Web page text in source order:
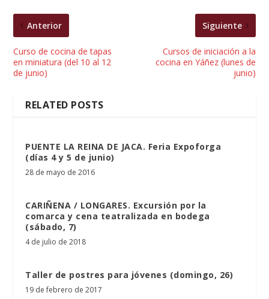
Anterior
Curso de cocina de tapas
en miniatura (del 10 al 12
de junio)
Siguiente
Cursos de iniciación a la
cocina en Yáñez (lunes de
junio)
RELATED POSTS
PUENTE LA REINA DE JACA. Feria Expoforga
(días 4 y 5 de junio)
28 de mayo de 2016
CARIÑENA / LONGARES. Excursión por la
comarca y cena teatralizada en bodega
(sábado, 7)
4 de julio de 2018
Taller de postres para jóvenes (domingo, 26)
19 de febrero de 2017